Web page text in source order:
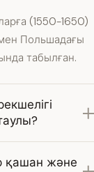
(1550-1650)
Польшадағы
табылған.
қашан және